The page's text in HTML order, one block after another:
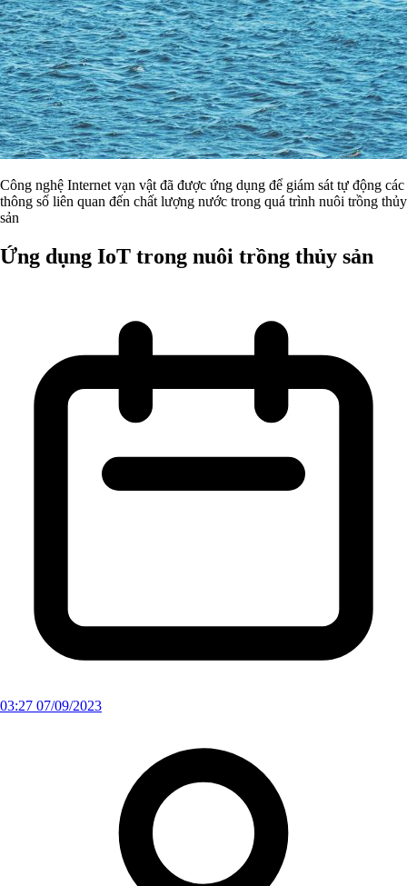
Công nghệ Internet vạn vật đã được ứng dụng để giám sát tự động các
thông số liên quan đến chất lượng nước trong quá trình nuôi trồng thủy
sản
Ứng dụng IoT trong nuôi trồng thủy sản
03:27 07/09/2023